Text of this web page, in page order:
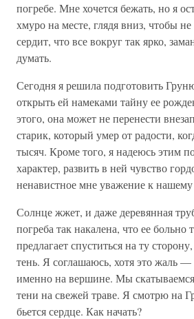
погребе. Мне хочется бежать, но я
хмуро на месте, глядя вниз, чтобы не
сердит, что все вокруг так ярко,
думать.
Сегодня я решила подготовить
открыть ей намеками тайну ее
этого, она может не перенести
старик, который умер от радости,
тысяч. Кроме того, я надеюсь этим
характер, развить в ней чувство
ненавистное мне уважение к
Солнце жжет, и даже деревянная
погреба так накалена, что ее больно
предлагает спуститься на ту
тень. Я соглашаюсь, хотя это жаль —
именно на вершине. Мы
тени на свежей траве. Я смотрю на
бьется сердце. Как начать?